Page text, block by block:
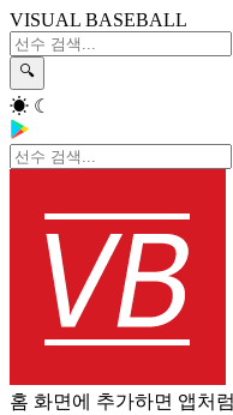
VISUAL BASEBALL
🔍
☀ ☾
홈 화면에 추가하면 앱처